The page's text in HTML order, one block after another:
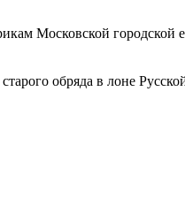
Московской
обряда в лоне